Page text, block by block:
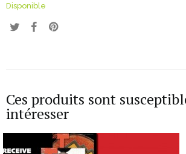
Disponible
Ces produits sont
intéresser